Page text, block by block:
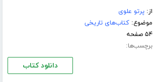
از:پرتو علوی
موضوع:کتاب‌های تاریخی
۵۴ صفحه
برچسب‌ها:
دانلود کتاب